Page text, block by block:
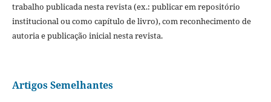
trabalho publicada nesta revista (ex.: publicar em repositório
institucional ou como capítulo de livro), com reconhecimento de
autoria e publicação inicial nesta revista.
Artigos Semelhantes